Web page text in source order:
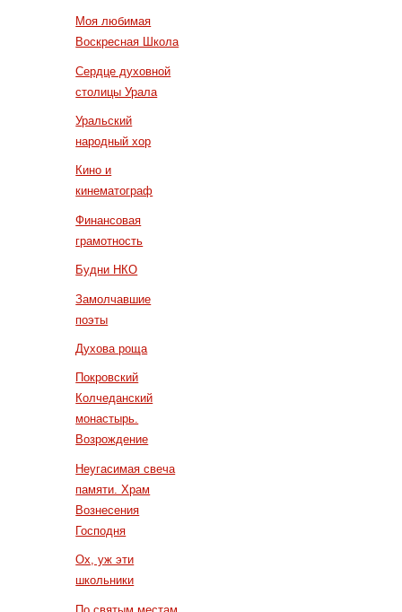
Моя любимая
Воскресная Школа
Сердце духовной
столицы Урала
Уральский
народный хор
Кино и
кинематограф
Финансовая
грамотность
Будни НКО
Замолчавшие
поэты
Духова роща
Покровский
Колчеданский
монастырь.
Возрождение
Неугасимая свеча
памяти. Храм
Вознесения
Господня
Ох, уж эти
школьники